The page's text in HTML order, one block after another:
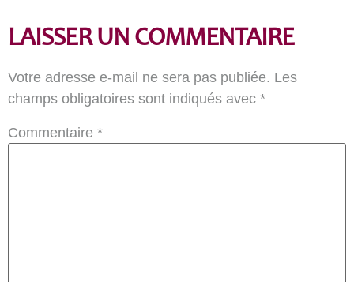
LAISSER UN COMMENTAIRE
Votre adresse e-mail ne sera pas publiée. Les
champs obligatoires sont indiqués avec *
Commentaire *